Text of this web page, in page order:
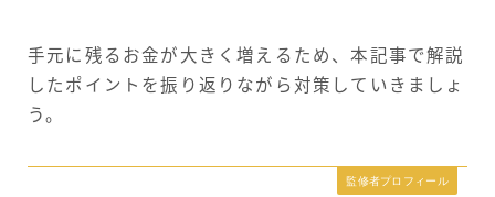
手元に残るお金が大きく増えるため、本記事で解説
したポイントを振り返りながら対策していきましょ
う。
監修者プロフィール